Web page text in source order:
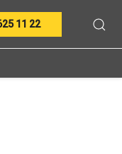
11 22